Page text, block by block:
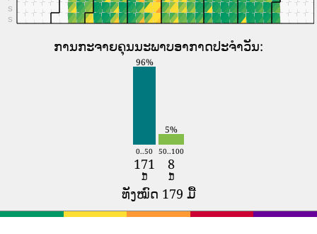
S
S
ການກະຈາຍຄຸນນະພາບອາກາດປະຈໍາວັນ:
96%
5%
0..50 50..100
171 8
ມື້ ມື້
ທັງໝົດ 179 ມື້